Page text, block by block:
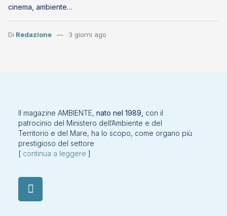
cinema, ambiente…
Di Redazione 3 giorni ago
Il magazine AMBIENTE, nato nel 1989, con il
patrocinio del Ministero dell’Ambiente e del
Territorio e del Mare, ha lo scopo, come organo più
prestigioso del settore
[ continua a leggere ]